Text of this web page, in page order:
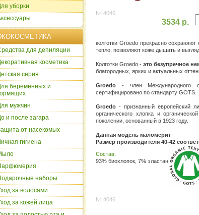
№ 4046
3534 р.
колготки Groedo прекрасно
тепло, позволяют коже дышать и
Колготки Groedo - это безупречное
благородных, ярких и актуальных
Groedo - член Международного
сертифицировано по стандарту GOTS.
Groedo- признанный европейский
органического хлопка и
поколении, основанный в 1923 году.
Данная модель маломерит
Размер производителя 40-42
Состав:
93% биохлопок, 7% эластан
№ 4046
уборки
для депиляции
косметика
серия
беременных и
мужчин
и после загара
от насекомых
гигиена
наборы
за волосами
за кожей лица